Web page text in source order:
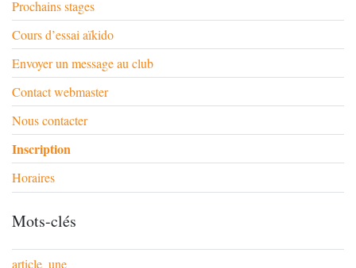
Prochains stages
Cours d’essai aïkido
Envoyer un message au club
Contact webmaster
Nous contacter
Inscription
Horaires
Mots-clés
article_une